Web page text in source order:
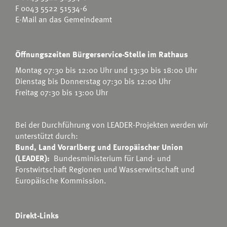
F 0043 5522 51534-6
E-Mail an das Gemeindeamt
Öffnungszeiten Bürgerservice-Stelle im Rathaus
Montag 07:30 bis 12:00 Uhr und 13:30 bis 18:00 Uhr
Dienstag bis Donnerstag 07:30 bis 12:00 Uhr
Freitag 07:30 bis 13:00 Uhr
Bei der Durchführung von LEADER-Projekten werden wir
unterstützt durch:
Bund, Land Vorarlberg und Europäischer Union
(LEADER): Bundesministerium für Land- und
Forstwirtschaft Regionen und Wasserwirtschaft und
Europäische Kommission.
Direkt-Links